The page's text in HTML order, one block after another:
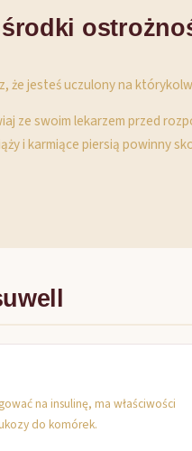
że jesteś uczulony na
ze swoim lekarzem przed
i karmiące piersią powinny
na insulinę, ma właściwości
do komórek.